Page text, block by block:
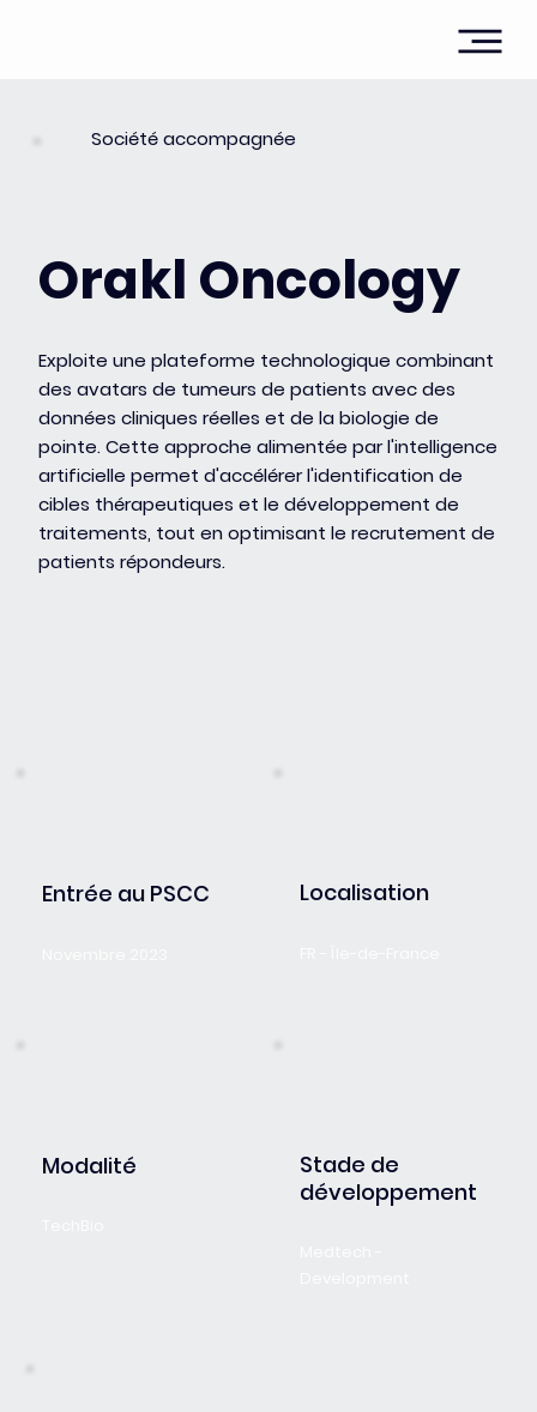
Société accompagnée
Orakl Oncology
Exploite une plateforme technologique combinant
des avatars de tumeurs de patients avec des
données cliniques réelles et de la biologie de
pointe. Cette approche alimentée par l'intelligence
artificielle permet d'accélérer l'identification de
cibles thérapeutiques et le développement de
traitements, tout en optimisant le recrutement de
patients répondeurs.
Entrée au PSCC Localisation
Modalité
Stade de
développement